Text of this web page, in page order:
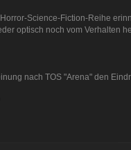
Science-Fiction-Reihe
optisch noch vom Verhalten
nach TOS "Arena" den